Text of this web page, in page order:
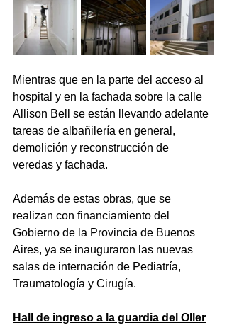
Mientras que en la parte del acceso al
hospital y en la fachada sobre la calle
Allison Bell se están llevando adelante
tareas de albañilería en general,
demolición y reconstrucción de
veredas y fachada.
Además de estas obras, que se
realizan con financiamiento del
Gobierno de la Provincia de Buenos
Aires, ya se inauguraron las nuevas
salas de internación de Pediatría,
Traumatología y Cirugía.
Hall de ingreso a la guardia del Oller